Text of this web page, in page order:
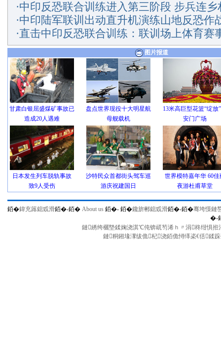
·中印反恐联合训练进入第三阶段 步兵连乡
·中印陆军联训出动直升机演练山地反恐作
·直击中印反恐联合训练：联训场上体育赛
图片报道
甘肃白银屈盛煤矿事故已
造成20人遇难
盘点世界现役十大明星航
母舰载机
13米高巨型花篮“绽放
安门广场
日本发生列车脱轨事故
致9人受伤
沙特民众首都街头驾车巡
游庆祝建国日
世界模特嘉年华 60佳
夜游杜甫草堂
銆�鍏充簬鎴戜滑銆�-銆� About us 銆�- 銆�鑱旂郴鎴戜滑銆�-銆�骞垮憡鏈
�-
鏈綉绔欐墍鍒婅浇淇℃伅锛屼笉浠ｈ〃涓柊绀惧
鏈粡鎺堟潈绂佹杞浇銆佹憳缂栥€佸鍒